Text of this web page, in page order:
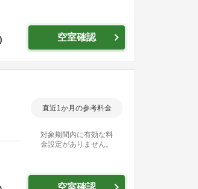
空室確認
直近1か月の参考料金
対象期間内に有効な料
金設定がありません。
空室確認